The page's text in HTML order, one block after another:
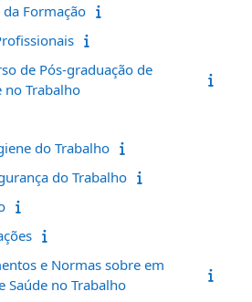
da Formação
de Pós-graduação de
no Trabalho
do Trabalho
do Trabalho
e Normas sobre em
Saúde no Trabalho